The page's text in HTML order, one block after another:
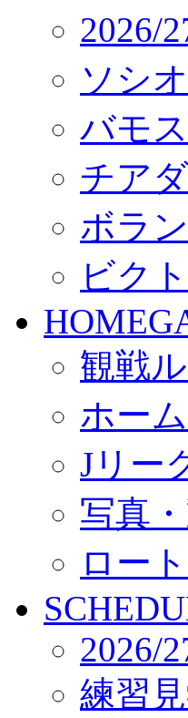
2026/
ソシ
バモス
チア
ボラ
ビク
観戦
ホー
Jリー
写真
ロー
2026/
練習